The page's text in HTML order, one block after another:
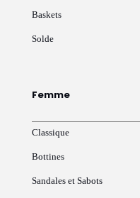
Baskets
Solde
Femme
Classique
Bottines
Sandales et Sabots